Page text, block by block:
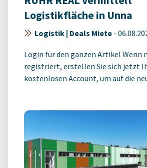
Logistikfläche in Unna
Logistik | Deals Miete -
Login für den ganzen Artikel Wenn
registriert, erstellen Sie sich jetzt
kostenlosen Account, um auf die